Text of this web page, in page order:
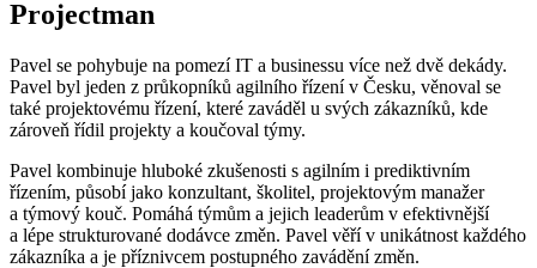
Projectman
Pavel se pohybuje na pomezí IT a businessu více než dvě dekády.
Pavel byl jeden z průkopníků agilního řízení v Česku, věnoval se
také projektovému řízení, které zaváděl u svých zákazníků, kde
zároveň řídil projekty a koučoval týmy.
Pavel kombinuje hluboké zkušenosti s agilním i prediktivním
řízením, působí jako konzultant, školitel, projektovým manažer
a týmový kouč. Pomáhá týmům a jejich leaderům v efektivnější
a lépe strukturované dodávce změn. Pavel věří v unikátnost každého
zákazníka a je příznivcem postupného zavádění změn.